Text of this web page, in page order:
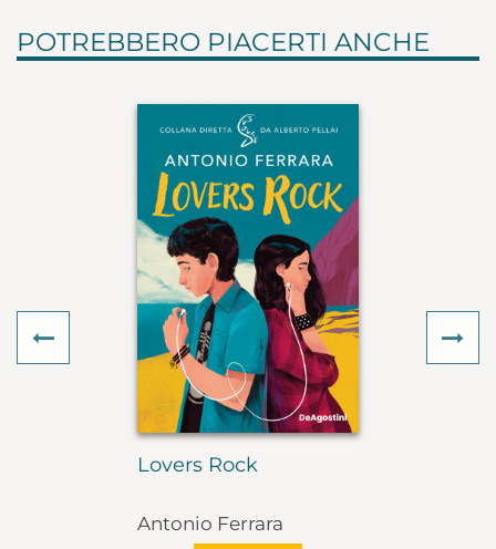
POTREBBERO PIACERTI ANCHE
Lovers Rock
Antonio Ferrara
Previous